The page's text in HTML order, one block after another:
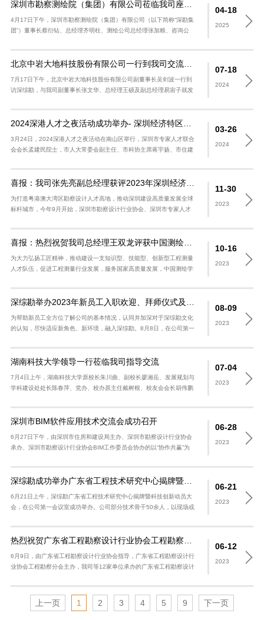
4月17日下午，深圳市勘察测绘院（集团）有限公司（以下简称“深勘集
团”）董事长蔡衍钻、总经理齐明柱、测绘公司总经理张加粮、咨询公
04-18
2025
北京中岩大地科技股份有限公司一行到我司交流参访
7月17日下午，北京中岩大地科技股份有限公司副董事长吴剑波一行到
访深综勘，与我司副董事长张文华、总经理王硕及副总经理易宙子就发
吴剑波一行..
07-18
2024
2024深港人才之夜活动成功举办- 深圳经济特区工程勘察设计大师颁证仪式
3月24日，2024深港人才之夜活动在南山区举行，深圳市专家人才联合
会会长孟建民院士，市人大常委会副主任、市科协主席蒋宇扬、市住建
计、施..
03-26
2024
喜报：我司张先亮副总经理获评2023年深圳经济特区工程勘察设计大师
为打造粤港澳大湾区勘察设计人才高地，推动深圳建设高质量发展全球
标杆城市，今年9月开始，深圳市勘察设计行业协会、深圳市专家人才
装饰行业协会..
11-30
2023
喜报：热烈祝贺我司总经理王双龙评获中国测绘学会第二批“工程测量工匠”
为大力弘扬工匠精神，推动建设一支知识型、技能型、创新型工程测量
人才队伍，促进工程测量行业发展，服务国家高质量发展，中国测绘学
工匠评选工作..
10-16
2023
为帮助新员工全方位了解公司的基本情况，认同并加深对于深综勘文化
的认知，尽快适应新角色、新环境，融入深综勘。8月8日，在公司第一
层、各职..
08-09
2023
湖南科技大学领导一行莅临我司指导交流
7月4日上午，湖南科技大学原校长朱川曲、副校长廖湘岳、发展规划与
学科建设处处长陈春萍、党办、校办原主任戴树根、校友会会长胡伟鹏
情接待，欢..
07-04
2023
深圳市BIM软件应用技术交流会成功召开
6月27日下午，由深圳市住房和建设局主办、深圳市勘察设计行业协会
承办、深圳市勘察设计行业协会BIM工作委员会协办的以“协作共赢”为
06-28
2023
深综勘成功举办广东省工程技术研究中心揭牌暨科技创新动员会
6月21日上午，深综勘广东省工程技术研究中心揭牌暨科技创新动员大
会，在公司第一会议室成功举办。公司部分技术骨干50余人，以现场或
及..
06-21
2023
6月9日，由广东省工程勘察设计行业协会指导，广东省工程勘察设计行
业协会工程勘察分会主办，我司等12家单位承办的广东省工程勘察设计
店9楼花..
06-12
2023
上一页 1 2 3 4 5 9 下一页